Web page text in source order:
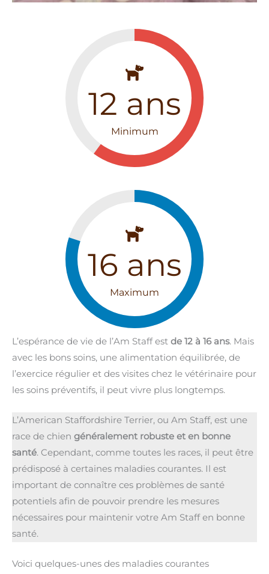
12 ans
Minimum
16 ans
Maximum
L’espérance de vie de l’Am Staff est de 12 à 16 ans. Mais
avec les bons soins, une alimentation équilibrée, de
l’exercice régulier et des visites chez le vétérinaire pour
les soins préventifs, il peut vivre plus longtemps.
L’American Staffordshire Terrier, ou Am Staff, est une
race de chien généralement robuste et en bonne
santé. Cependant, comme toutes les races, il peut être
prédisposé à certaines maladies courantes. Il est
important de connaître ces problèmes de santé
potentiels afin de pouvoir prendre les mesures
nécessaires pour maintenir votre Am Staff en bonne
santé.
Voici quelques-unes des maladies courantes